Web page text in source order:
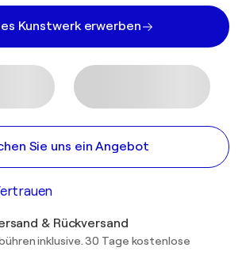
Kunstwerk erwerben
Sie uns ein Angebot
& Rückversand
inklusive. 30 Tage kostenlose